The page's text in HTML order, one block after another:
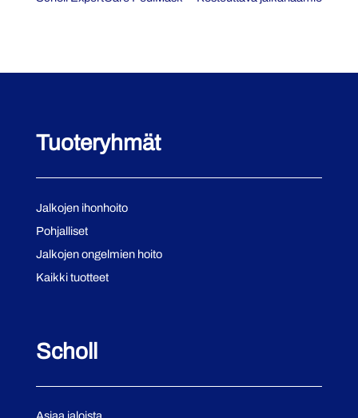
Tuoteryhmät
Jalkojen ihonhoito
Pohjalliset
Jalkojen ongelmien hoito
Kaikki tuotteet
Scholl